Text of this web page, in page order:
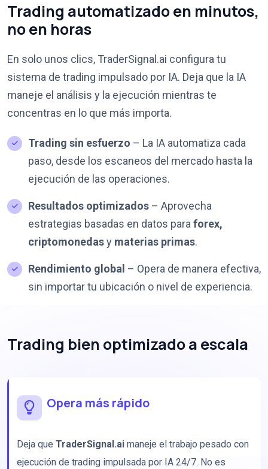
Trading automatizado en minutos,
no en horas
En solo unos clics, TraderSignal.ai configura tu
sistema de trading impulsado por IA. Deja que la IA
maneje el análisis y la ejecución mientras te
concentras en lo que más importa.
Trading sin esfuerzo – La IA automatiza cada
paso, desde los escaneos del mercado hasta la
ejecución de las operaciones.
Resultados optimizados – Aprovecha
estrategias basadas en datos paraforex,
criptomonedasy materias primas.
Rendimiento global – Opera de manera efectiva,
sin importar tu ubicación o nivel de experiencia.
Trading bien optimizado a escala
Opera más rápido
Deja que TraderSignal.ai maneje el trabajo pesado con
ejecución de trading impulsada por IA 24/7. No es